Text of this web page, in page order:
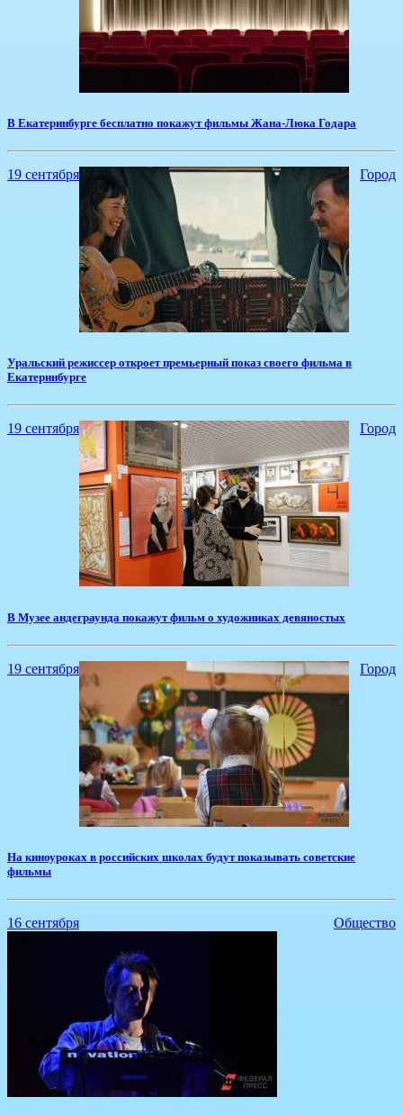
В Екатеринбурге бесплатно покажут фильмы Жана-Люка Годара
19 сентября Город
Уральский режиссер откроет премьерный показ своего фильма в
Екатеринбурге
19 сентября Город
В Музее андеграунда покажут фильм о художниках девяностых
19 сентября Город
На киноуроках в российских школах будут показывать советские
фильмы
16 сентября Общество